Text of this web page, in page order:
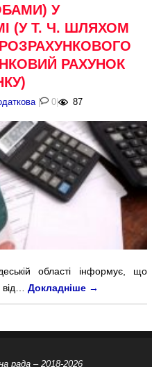
У
(У Т. Ч. ШЛЯХОМ
РАХУНОК
| 0| 87
області інформує, що
від…Докладніше →
рада – 2018-2026